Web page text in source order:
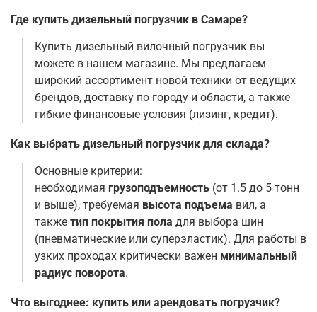
Где купить дизельный погрузчик в Самаре?
Купить дизельный вилочный погрузчик вы
можете в нашем магазине. Мы предлагаем
широкий ассортимент новой техники от ведущих
брендов, доставку по городу и области, а также
гибкие финансовые условия (лизинг, кредит).
Как выбрать дизельный погрузчик для склада?
Основные критерии:
необходимая грузоподъемность (от 1.5 до 5 тонн
и выше), требуемая высота подъема вил, а
также тип покрытия пола для выбора шин
(пневматические или суперэластик). Для работы в
узких проходах критически важен минимальный
радиус поворота.
Что выгоднее: купить или арендовать погрузчик?